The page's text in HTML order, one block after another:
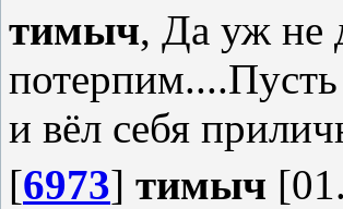
тимыч, Да уж не
и вёл себя
[6973] тимыч